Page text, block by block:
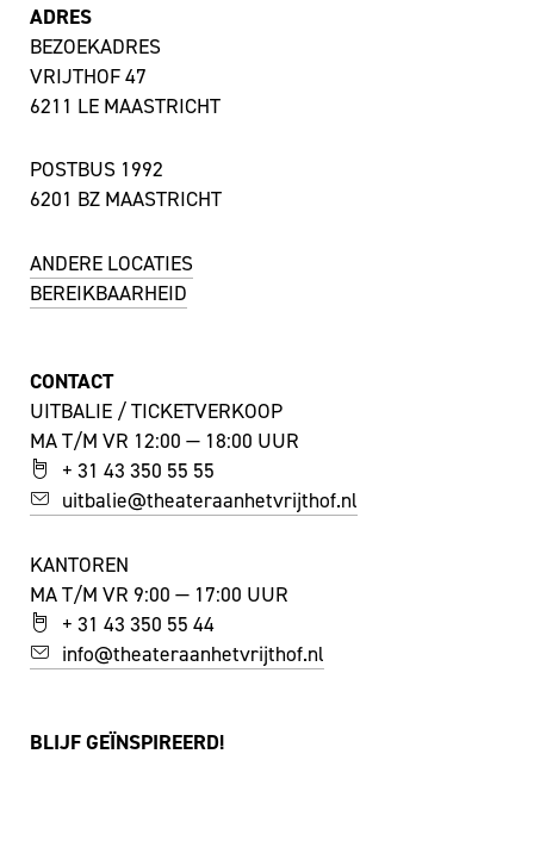
ADRES
BEZOEKADRES
VRIJTHOF 47
6211 LE MAASTRICHT
POSTBUS 1992
6201 BZ MAASTRICHT
ANDERE LOCATIES
BEREIKBAARHEID
CONTACT
UITBALIE / TICKETVERKOOP
MA T/M VR 12:00 — 18:00 UUR
+ 31 43 350 55 55
uitbalie@theateraanhetvrijthof.nl
KANTOREN
MA T/M VR 9:00 — 17:00 UUR
+ 31 43 350 55 44
info@theateraanhetvrijthof.nl
BLIJF GEÏNSPIREERD!